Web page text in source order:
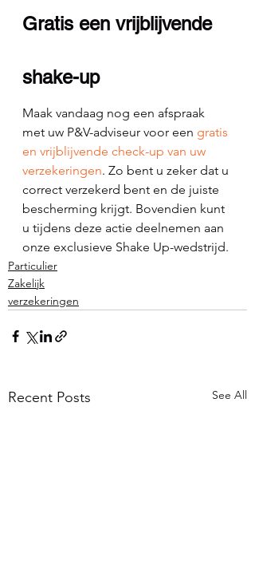
Gratis een vrijblijvende
shake-up
Maak vandaag nog een afspraak
met uw P&V-adviseur voor een gratis
en vrijblijvende check-up van uw
verzekeringen. Zo bent u zeker dat u
correct verzekerd bent en de juiste
bescherming krijgt. Bovendien kunt
u tijdens deze actie deelnemen aan
onze exclusieve Shake Up-wedstrijd.
Particulier
Zakelijk
verzekeringen
Recent Posts See All